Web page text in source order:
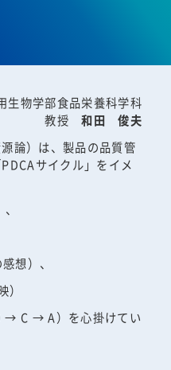
生物学部食品栄養科学科
教授和田 俊夫
論）は、製品の品質管
サイクル」をイメ
想）、
→ C → A）を心掛けてい